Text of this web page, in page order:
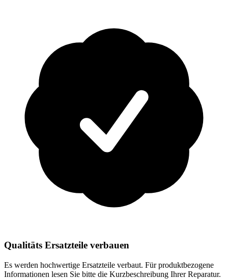
Qualitäts Ersatzteile verbauen
Es werden hochwertige Ersatzteile verbaut. Für produktbezogene
Informationen lesen Sie bitte die Kurzbeschreibung Ihrer Reparatur.